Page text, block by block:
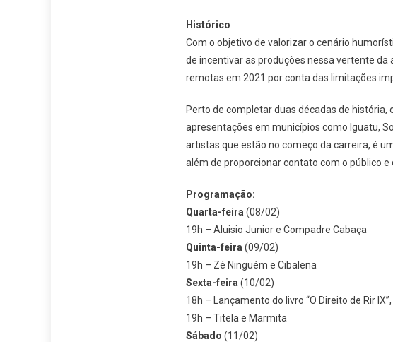
Histórico
Com o objetivo de valorizar o cenário
de incentivar as produções nessa vertente da
remotas em 2021 por conta das limitações
Perto de completar duas décadas de história,
apresentações em municípios como Iguatu,
artistas que estão no começo da carreira, é
além de proporcionar contato com o público
Programação:
Quarta-feira (08/02)
19h – Aluisio Junior e Compadre Cabaça
Quinta-feira (09/02)
19h – Zé Ninguém e Cibalena
Sexta-feira (10/02)
18h – Lançamento do livro “O Direito de Rir
19h – Titela e Marmita
Sábado (11/02)